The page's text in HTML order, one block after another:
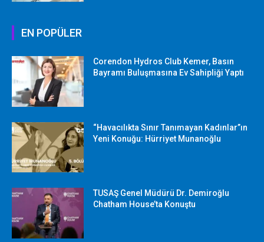
EN POPÜLER
Corendon Hydros Club Kemer, Basın
Bayramı Buluşmasına Ev Sahipliği Yaptı
“Havacılıkta Sınır Tanımayan Kadınlar”ın
Yeni Konuğu: Hürriyet Munanoğlu
TUSAŞ Genel Müdürü Dr. Demiroğlu
Chatham House’ta Konuştu